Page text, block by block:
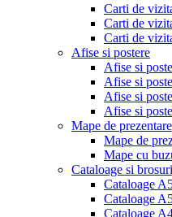
Carti de
Carti de
Carti de
Afise si postere
Afise si
Afise si
Afise si
Afise si
Mape de prezentare
Mape de
Mape cu
Cataloage si brosuri
Cataloage
Cataloage
Cataloage